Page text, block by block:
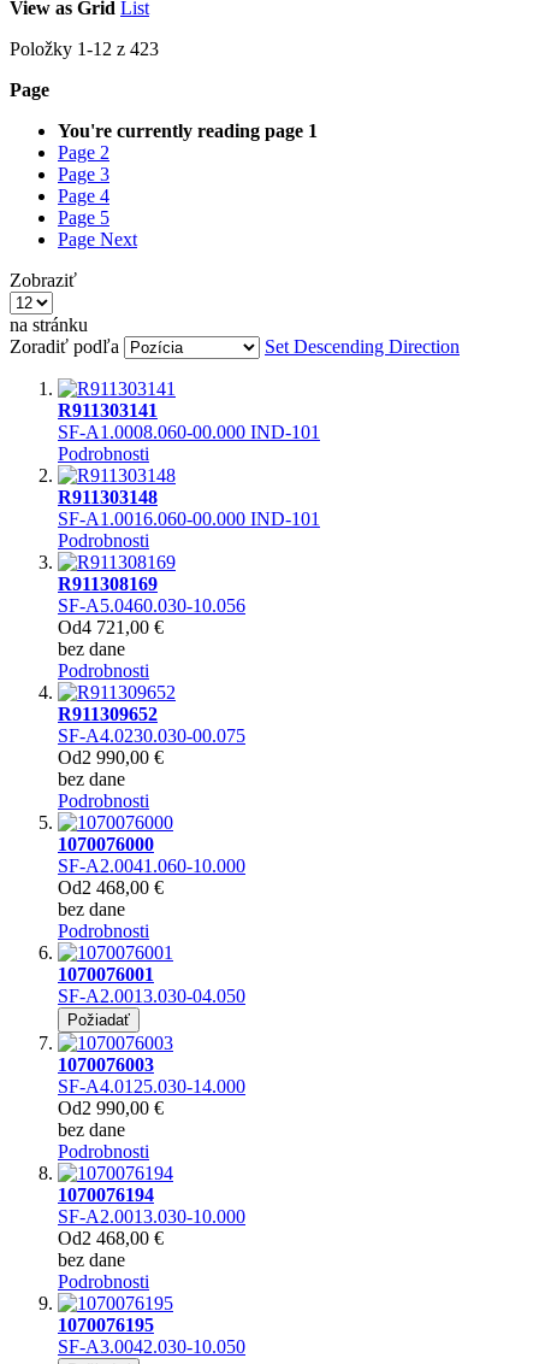
View as Grid List
Položky 1-12 z 423
Page
You're currently reading page 1
Page 2
Page 3
Page 4
Page 5
Page Next
Zobraziť
na stránku
Zoradiť podľa
Set Descending Direction
R911303141
SF-A1.0008.060-00.000 IND-101
Podrobnosti
R911303148
SF-A1.0016.060-00.000 IND-101
Podrobnosti
R911308169
SF-A5.0460.030-10.056
Od4 721,00 €
bez dane
Podrobnosti
R911309652
SF-A4.0230.030-00.075
Od2 990,00 €
bez dane
Podrobnosti
1070076000
SF-A2.0041.060-10.000
Od2 468,00 €
bez dane
Podrobnosti
1070076001
SF-A2.0013.030-04.050
Požiadať
1070076003
SF-A4.0125.030-14.000
Od2 990,00 €
bez dane
Podrobnosti
1070076194
SF-A2.0013.030-10.000
Od2 468,00 €
bez dane
Podrobnosti
1070076195
SF-A3.0042.030-10.050